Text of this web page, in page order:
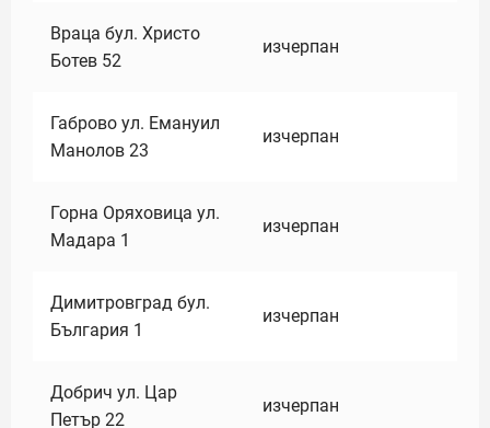
Враца бул. Христо
Ботев 52
изчерпан
Габрово ул. Емануил
Манолов 23
изчерпан
Горна Оряховица ул.
Мадара 1
изчерпан
Димитровград бул.
България 1
изчерпан
Добрич ул. Цар
Петър 22
изчерпан